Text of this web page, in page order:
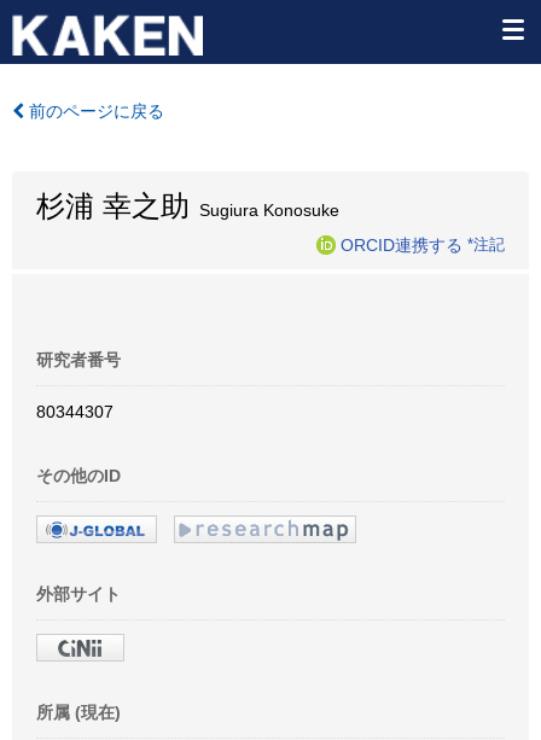
前のページに戻る
杉浦 幸之助
Sugiura Konosuke
ORCID連携する *注記
研究者番号
80344307
その他のID
外部サイト
所属 (現在)